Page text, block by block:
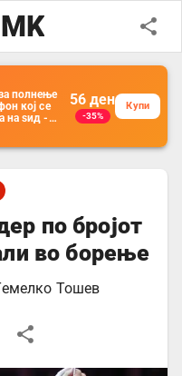
полнење
кој се
на ѕид -
за
56 ден
-35%
Купи
по бројот
во борење
Тошев